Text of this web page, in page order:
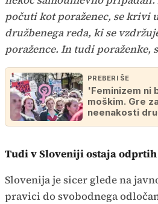
počuti kot poraženec, se krivi
družbenega reda, ki se
poražence. In tudi poraženke,
PREBERI ŠE
'Feminizem ni
moškim. Gre
neenakosti
Tudi v Sloveniji ostaja
Slovenija je sicer glede na
pravici do svobodnega